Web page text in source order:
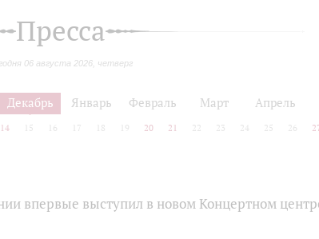
Пресса
06 августа 2026, четверг
Декабрь Январь Февраль Март Апрель
14 15 16 17 18 19 20 21 22 23 24 25 26
впервые выступил в новом Концертном